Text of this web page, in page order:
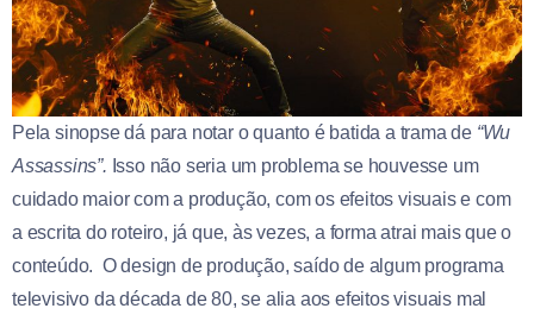
Pela sinopse dá para notar o quanto é batida a trama de “Wu
Assassins”. Isso não seria um problema se houvesse um
cuidado maior com a produção, com os efeitos visuais e com
a escrita do roteiro, já que, às vezes, a forma atrai mais que o
conteúdo. O design de produção, saído de algum programa
televisivo da década de 80, se alia aos efeitos visuais mal